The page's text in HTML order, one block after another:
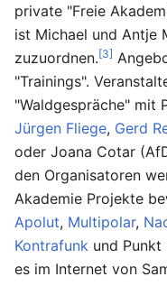
private "Freie
ist Michael und Antje
zuzuordnen.[3]
"Trainings".
"Waldgespräche" mit
Jürgen Fliege, Gerd
oder Joana Cotar
den Organisatoren
Akademie Projekte
Apolut, Multipolar,
Kontrafunk und Punkt
es im Internet von